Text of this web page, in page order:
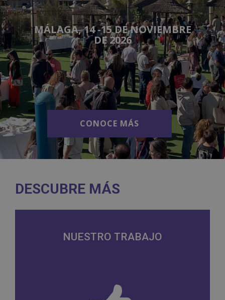
MÁLAGA, 14 -15 DE NOVIEMBRE
DE 2026
CONOCE MÁS
CONOCE MÁS
DESCUBRE MÁS
NUESTRO TRABAJO